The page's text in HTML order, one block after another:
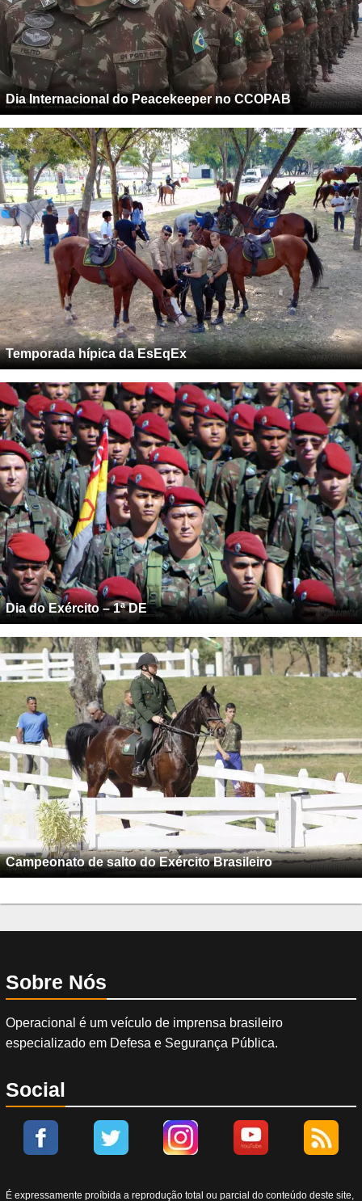
Dia Internacional do Peacekeeper no CCOPAB
Temporada hípica da EsEqEx
Dia do Exército – 1ª DE
Campeonato de salto do Exército Brasileiro
Sobre Nós
Operacional é um veículo de imprensa brasileiro
especializado em Defesa e Segurança Pública.
Social
É expressamente proíbida a reprodução total ou parcial do conteúdo deste site,